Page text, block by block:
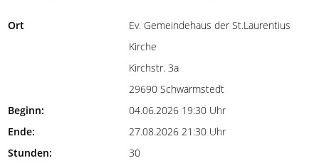
Ort
Ev. Gemeindehaus der St.Laurentius
Kirche
Kirchstr. 3a
29690 Schwarmstedt
Beginn:
04.06.2026 19:30 Uhr
Ende:
27.08.2026 21:30 Uhr
Stunden:
30